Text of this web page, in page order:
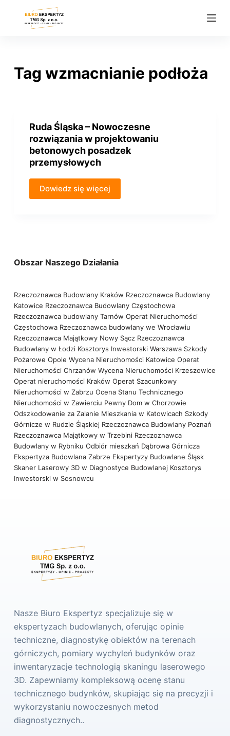
Tag wzmacnianie podłoża
Ruda Śląska – Nowoczesne
rozwiązania w projektowaniu
betonowych posadzek
przemysłowych
Dowiedz się więcej
Obszar Naszego Działania
Rzeczoznawca Budowlany Kraków Rzeczoznawca Budowlany
Katowice Rzeczoznawca Budowlany Częstochowa
Rzeczoznawca budowlany Tarnów Operat Nieruchomości
Częstochowa Rzeczoznawca budowlany we Wrocławiu
Rzeczoznawca Majątkowy Nowy Sącz Rzeczoznawca
Budowlany w Łodzi Kosztorys Inwestorski Warszawa Szkody
Pożarowe Opole Wycena Nieruchomości Katowice Operat
Nieruchomości Chrzanów Wycena Nieruchomości Krzeszowice
Operat nieruchomości Kraków Operat Szacunkowy
Nieruchomości w Zabrzu Ocena Stanu Technicznego
Nieruchomości w Zawierciu Pewny Dom w Chorzowie
Odszkodowanie za Zalanie Mieszkania w Katowicach Szkody
Górnicze w Rudzie Śląskiej Rzeczoznawca Budowlany Poznań
Rzeczoznawca Majątkowy w Trzebini Rzeczoznawca
Budowlany w Rybniku Odbiór mieszkań Dąbrowa Górnicza
Ekspertyza Budowlana Zabrze Ekspertyzy Budowlane Śląsk
Skaner Laserowy 3D w Diagnostyce Budowlanej Kosztorys
Inwestorski w Sosnowcu
Nasze Biuro Ekspertyz specjalizuje się w
ekspertyzach budowlanych, oferując opinie
techniczne, diagnostykę obiektów na terenach
górniczych, pomiary wychyleń budynków oraz
inwentaryzacje technologią skaningu laserowego
3D. Zapewniamy kompleksową ocenę stanu
technicznego budynków, skupiając się na precyzji i
wykorzystaniu nowoczesnych metod
diagnostycznych..